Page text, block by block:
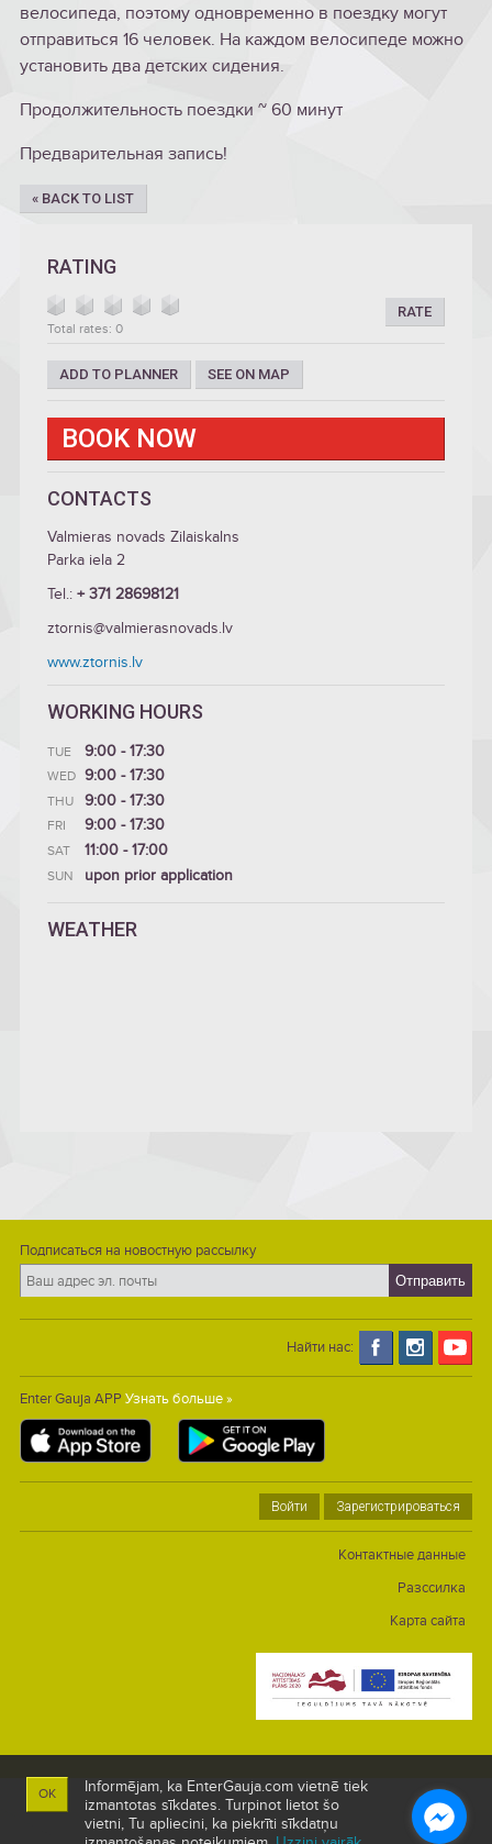
велосипеда, поэтому одновременно в поездку могут
отправиться 16 человек. На каждом велосипеде можно
установить два детских сидения.
Продолжительность поездки ~ 60 минут
Предварительная запись!
« BACK TO LIST
RATING
RATE
Total rates: 0
ADD TO PLANNER SEE ON MAP
BOOK NOW
CONTACTS
Valmieras novads Zilaiskalns
Parka iela 2
Tel.: + 371 28698121
ztornis@valmierasnovads.lv
www.ztornis.lv
WORKING HOURS
TUE 9:00 - 17:30
WED 9:00 - 17:30
THU 9:00 - 17:30
FRI 9:00 - 17:30
SAT 11:00 - 17:00
SUN upon prior application
WEATHER
Подписаться на новостную рассылку
Найти нас:
Enter Gauja APP Узнать больше »
Войти Зарегистрироваться
Контактные данные
Разссилка
Карта сайта
OK
Informējam, ka EnterGauja.com vietnē tiek
izmantotas sīkdates. Turpinot lietot šo
vietni, Tu apliecini, ka piekrīti sīkdatņu